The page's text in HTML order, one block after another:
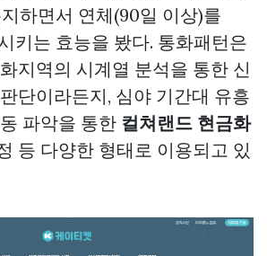
하면서 연체(90일 이상)를
키는 효능을 봤다. 통화패턴은
지역의 시계열 분석을 통한 신
단이라든지, 심야 기간대 유흥
파악을 통한 컬쳐랜드 현금화
등 다양한 형태로 이용되고 있